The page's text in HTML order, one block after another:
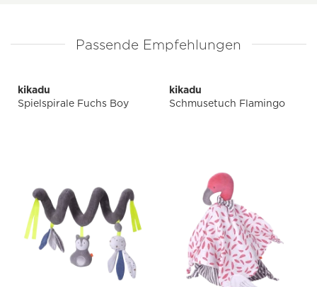
Passende Empfehlungen
kikadu
Spielspirale Fuchs Boy
kikadu
Schmusetuch Flamingo